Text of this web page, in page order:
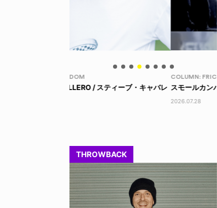
COLUMN: FRICKS KICKS
スモールカンパニー VS ビッグマネー
THROWBACK